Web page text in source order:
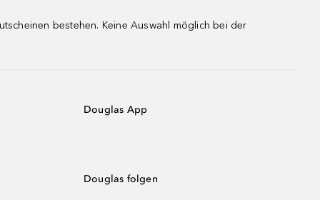
bestehen. Keine Auswahl möglich bei der
Douglas App
Douglas folgen